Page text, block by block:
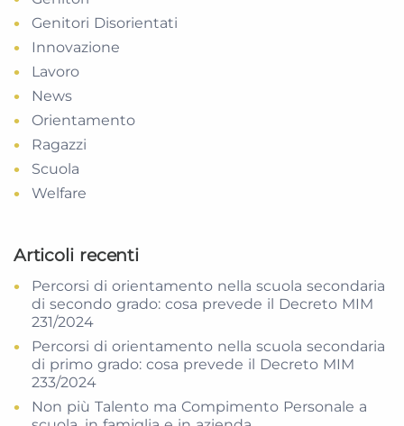
Genitori Disorientati
Innovazione
Lavoro
News
Orientamento
Ragazzi
Scuola
Welfare
Articoli recenti
Percorsi di orientamento nella scuola secondaria
di secondo grado: cosa prevede il Decreto MIM
231/2024
Percorsi di orientamento nella scuola secondaria
di primo grado: cosa prevede il Decreto MIM
233/2024
Non più Talento ma Compimento Personale a